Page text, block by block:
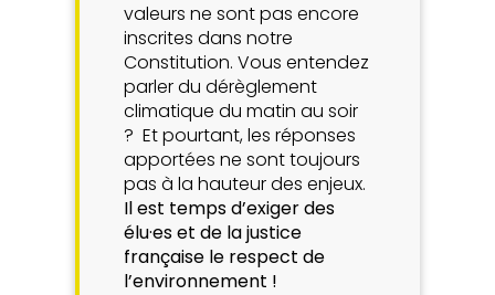
valeurs ne sont pas encore
inscrites dans notre
Constitution. Vous entendez
parler du dérèglement
climatique du matin au soir
? Et pourtant, les réponses
apportées ne sont toujours
pas à la hauteur des enjeux.
Il est temps d’exiger des
élu·es et de la justice
française le respect de
l’environnement !